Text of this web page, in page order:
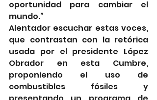
oportunidad para cambiar el
mundo.”
Alentador escuchar estas voces,
que contrastan con la retórica
usada por el presidente López
Obrador en esta Cumbre,
proponiendo el uso de
combustibles fósiles y